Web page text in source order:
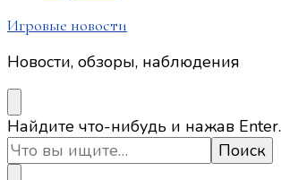
Игровые новости
Новости, обзоры, наблюдения
Ищите
что-
то?
Найдите что-нибудь и нажав Enter.